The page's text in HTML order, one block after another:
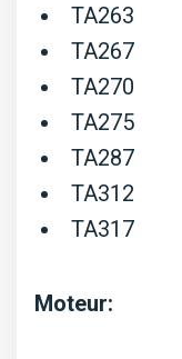
TA263
TA267
TA270
TA275
TA287
TA312
TA317
Moteur: